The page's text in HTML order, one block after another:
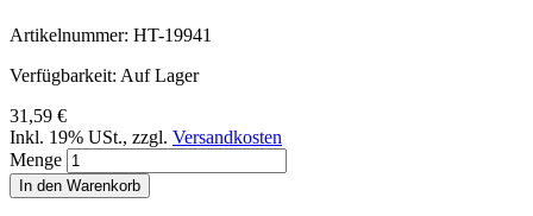
Artikelnummer: HT-19941
Verfügbarkeit: Auf Lager
31,59 €
Inkl. 19% USt., zzgl. Versandkosten
Menge
In den Warenkorb